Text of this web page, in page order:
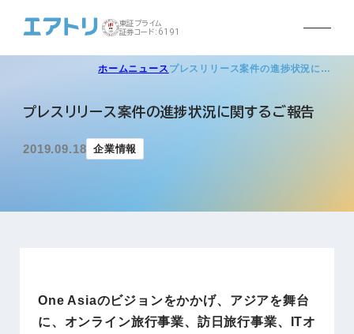
東証プライム
証券コード:6191
ホームニュース プレスリリース案件の進捗状況に…
プレスリリース案件の進捗状況に関するご報告
2019.09.18 企業情報
One Asiaのビジョンをかかげ、アジアを舞台
に、オンライン旅行事業、訪日旅行事業、ITオ